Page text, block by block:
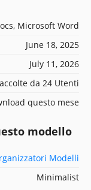
Microsoft Word
June 18, 2025
July 11, 2026
da 24 Utenti
questo mese
modello
Modelli
Minimalist